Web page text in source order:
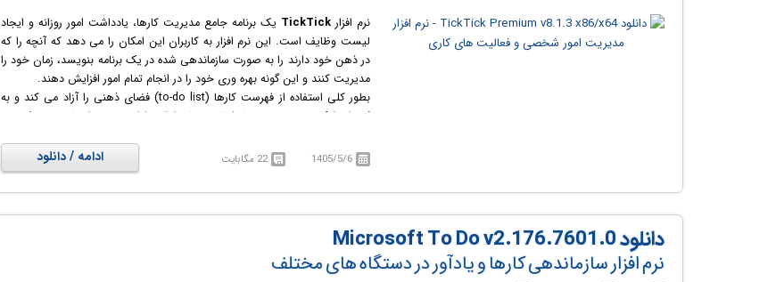
نرم افزار TickTick یک برنامه جامع مدیریت کارها، یادداشت امور روزانه و ایجاد
لیست وظایف است. این نرم افزار به کاربران این امکان را می دهد که آنچه را که
در ذهن خود دارند را به صورت سازماندهی شده در یک برنامه بنویسد، زمان خود را
مدیریت کنند و این گونه بهره وری خود را در انجام تمام امور افزایش دهند.
بطور کلی استفاده از فهرست کارها (to-do list) فضای ذهنی را آزاد می کند و به
کاربران امکان می دهد روزها، فعالیت ها و اوقات فراغت خود را برنامه ریزی کنند.
راحتی مدیریت کند. با این ابزار شما می توانید یادداشت ها و امور خود را به
صورت روزانه، هفتگی و یا ماهانه، لیت نموده و بنویسید. لیست کارها در هر زمان
در دسترس هستند و می توانند در سایر دستگاه ها (از جمله موبایل و سیستم های
دیگر) همگام سازی شوند.
1405/5/6 22 مگابایت ادامه / دانلود
دانلود Microsoft To Do v2.176.7601.0
نرم افزار سازماندهی کارها و یادآور در دستگاه های مختلف